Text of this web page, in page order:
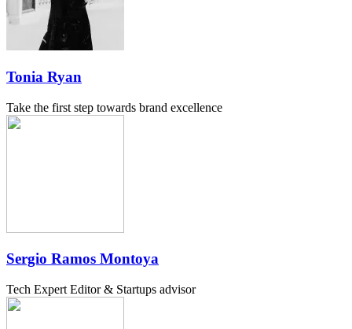
Tonia Ryan
Take the first step towards brand excellence
Sergio Ramos Montoya
Tech Expert Editor & Startups advisor